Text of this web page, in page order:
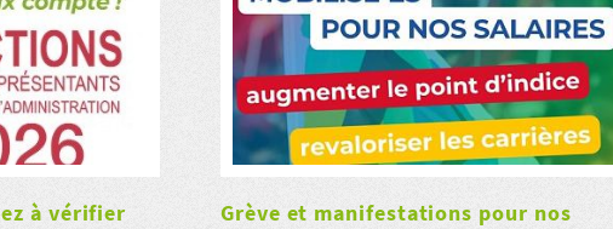
à vérifier
Grève et manifestations pour nos